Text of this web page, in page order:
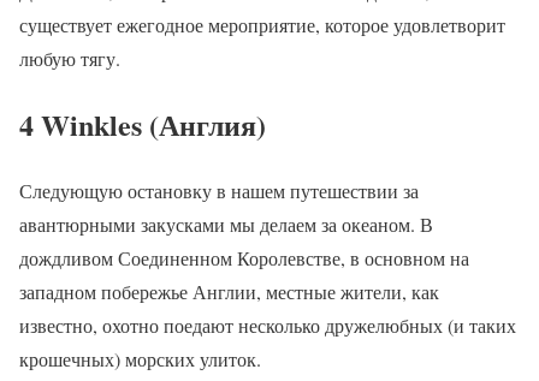
существует ежегодное мероприятие, которое удовлетворит
любую тягу.
4 Winkles (Англия)
Следующую остановку в нашем путешествии за
авантюрными закусками мы делаем за океаном. В
дождливом Соединенном Королевстве, в основном на
западном побережье Англии, местные жители, как
известно, охотно поедают несколько дружелюбных (и таких
крошечных) морских улиток.